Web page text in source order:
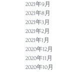
2021年9月
2021年8月
2021年3月
2021年2月
2021年1月
2020年12月
2020年11月
2020年10月